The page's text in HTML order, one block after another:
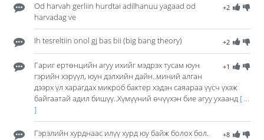
+2
Od harvah gerliin hurdtai adilhanuu yagaad od
harvadag ve
+2
Ih tesreltiin onol gj bas bii (big bang theory)
+1
Гариг ертөнцийн агуу ихийг мэдрэх тусам юун
гэрийн хэрүүл, юун дэлхийн дайн..миний алган
дээрх үл харагдах микроб бактер хэдэн саяараа үүсч үхэж
байгаатай адил бишүү..Хүмүүний өчүүхэн бие агуу ухаанд [ ...
]
+8
Гэрэлийн хурднаас илүү хурд юу байж болох бол.